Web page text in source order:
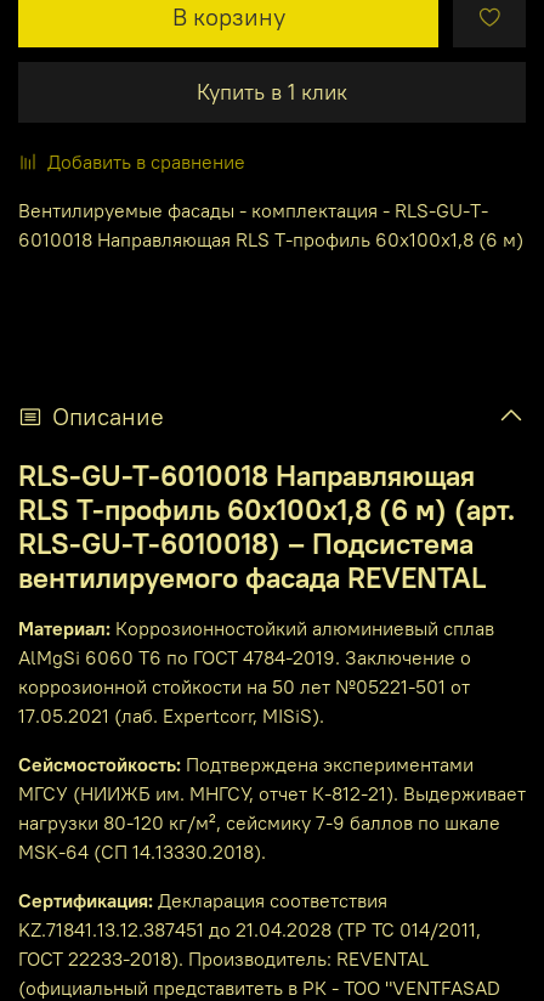
В корзину
Купить в 1 клик
Добавить в сравнение
Вентилируемые фасады - комплектация - RLS-GU-T-
6010018 Направляющая RLS T-профиль 60x100x1,8 (6 м)
Описание
RLS-GU-T-6010018 Направляющая
RLS T-профиль 60x100x1,8 (6 м) (арт.
RLS-GU-T-6010018) – Подсистема
вентилируемого фасада REVENTAL
Материал: Коррозионностойкий алюминиевый сплав
AlMgSi 6060 T6 по ГОСТ 4784-2019. Заключение о
коррозионной стойкости на 50 лет №05221-501 от
17.05.2021 (лаб. Expertcorr, MISiS).
Сейсмостойкость: Подтверждена экспериментами
МГСУ (НИИЖБ им. МНГСУ, отчет К-812-21). Выдерживает
нагрузки 80-120 кг/м², сейсмику 7-9 баллов по шкале
MSK-64 (СП 14.13330.2018).
Сертификация: Декларация соответствия
KZ.71841.13.12.387451 до 21.04.2028 (ТР ТС 014/2011,
ГОСТ 22233-2018). Производитель: REVENTAL
(официальный представитеть в РК - ТОО "VENTFASAD